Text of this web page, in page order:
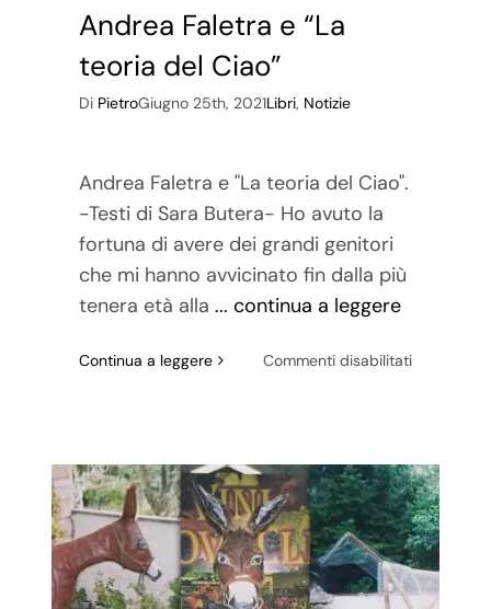
Andrea Faletra e “La
teoria del Ciao”
Di PietroGiugno 25th, 2021Libri, Notizie
Andrea Faletra e "La teoria del Ciao".
-Testi di Sara Butera- Ho avuto la
fortuna di avere dei grandi genitori
che mi hanno avvicinato fin dalla più
tenera età alla ... continua a leggere
Continua a leggere Commenti disabilitatisu
teoria
del
Ciao”